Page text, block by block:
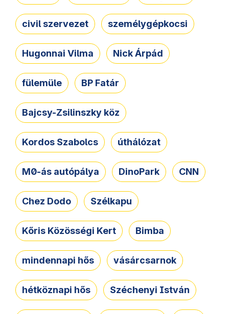
civil szervezet személygépkocsi
Hugonnai Vilma Nick Árpád
fülemüle BP Fatár
Bajcsy-Zsilinszky köz
Kordos Szabolcs úthálózat
M0-ás autópálya DinoPark CNN
Chez Dodo Szélkapu
Kőris Közösségi Kert Bimba
mindennapi hős vásárcsarnok
hétköznapi hős Széchenyi István